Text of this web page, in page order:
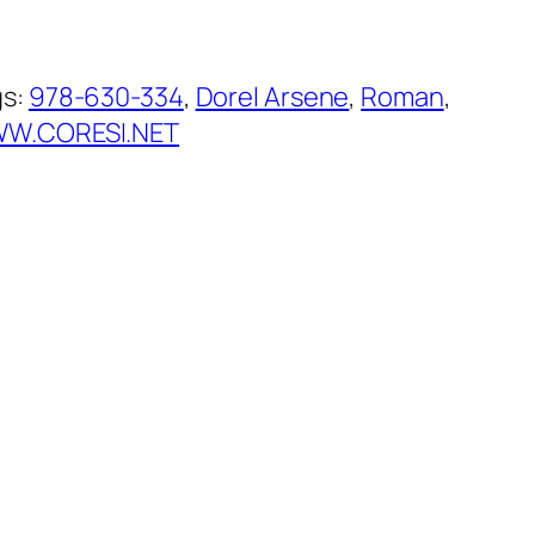
978-630-334, Dorel Arsene, Roman